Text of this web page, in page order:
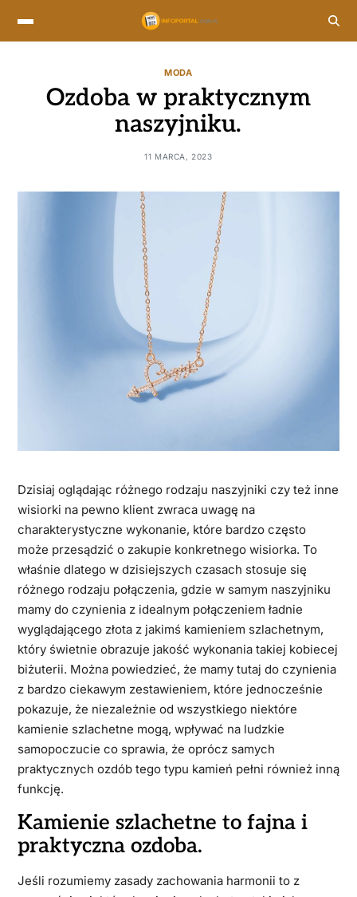
MODA
Ozdoba w praktycznym
naszyjniku.
11 MARCA, 2023
Dzisiaj oglądając różnego rodzaju naszyjniki czy też inne
wisiorki na pewno klient zwraca uwagę na
charakterystyczne wykonanie, które bardzo często
może przesądzić o zakupie konkretnego wisiorka. To
właśnie dlatego w dzisiejszych czasach stosuje się
różnego rodzaju połączenia, gdzie w samym naszyjniku
mamy do czynienia z idealnym połączeniem ładnie
wyglądającego złota z jakimś kamieniem szlachetnym,
który świetnie obrazuje jakość wykonania takiej kobiecej
biżuterii. Można powiedzieć, że mamy tutaj do czynienia
z bardzo ciekawym zestawieniem, które jednocześnie
pokazuje, że niezależnie od wszystkiego niektóre
kamienie szlachetne mogą, wpływać na ludzkie
samopoczucie co sprawia, że oprócz samych
praktycznych ozdób tego typu kamień pełni również inną
funkcję.
Kamienie szlachetne to fajna i
praktyczna ozdoba.
Jeśli rozumiemy zasady zachowania harmonii to z